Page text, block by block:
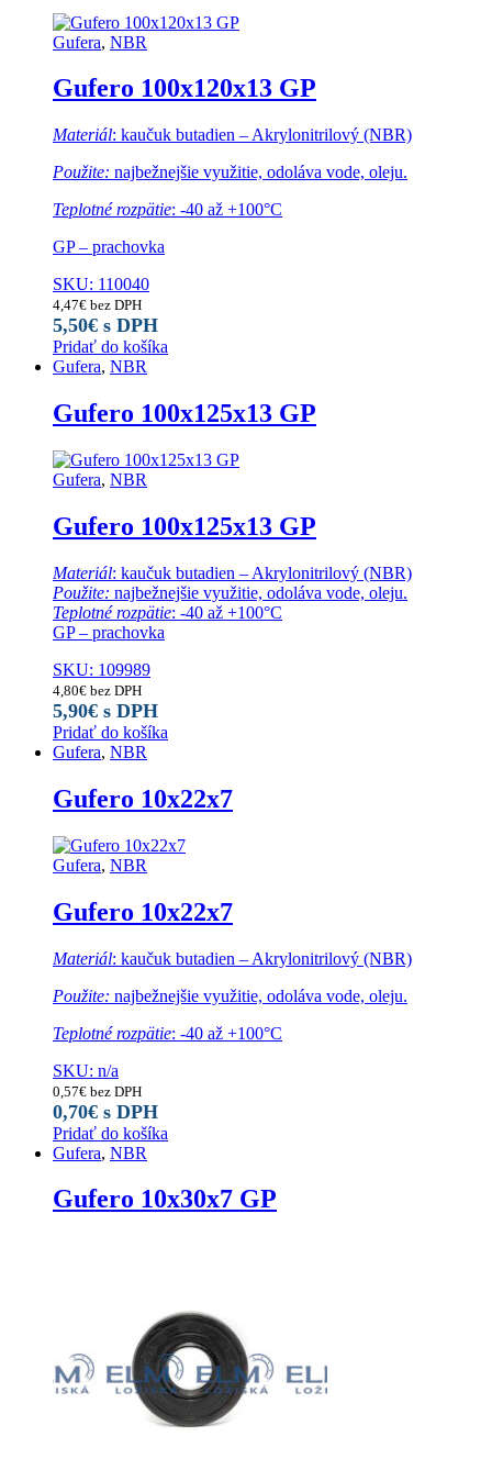
Gufera, NBR
Gufero 100x120x13 GP
Materiál: kaučuk butadien – Akrylonitrilový (NBR)
Použite: najbežnejšie využitie, odoláva vode, oleju.
Teplotné rozpätie: -40 až +100°C
GP – prachovka
SKU: 110040
4,47€ bez DPH
5,50€ s DPH
Pridať do košíka
Gufera, NBR
Gufero 100x125x13 GP
Gufera, NBR
Gufero 100x125x13 GP
Materiál: kaučuk butadien – Akrylonitrilový (NBR)
Použite: najbežnejšie využitie, odoláva vode, oleju.
Teplotné rozpätie: -40 až +100°C
GP – prachovka
SKU: 109989
4,80€ bez DPH
5,90€ s DPH
Pridať do košíka
Gufera, NBR
Gufero 10x22x7
Gufera, NBR
Gufero 10x22x7
Materiál: kaučuk butadien – Akrylonitrilový (NBR)
Použite: najbežnejšie využitie, odoláva vode, oleju.
Teplotné rozpätie: -40 až +100°C
SKU: n/a
0,57€ bez DPH
0,70€ s DPH
Pridať do košíka
Gufera, NBR
Gufero 10x30x7 GP